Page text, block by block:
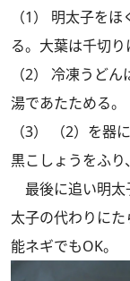
（1） 明太子を
る。大葉は千切り
（2） 冷凍うど
湯であたためる。
（3） （2）を器
黒こしょうをふり
最後に追い明太
太子の代わりに
能ネギでもOK。